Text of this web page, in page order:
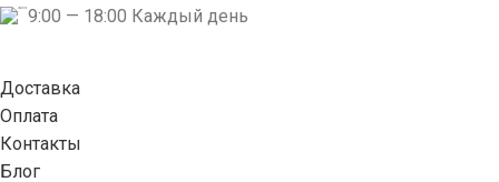
9:00 — 18:00 Каждый день
Доставка
Оплата
Контакты
Блог